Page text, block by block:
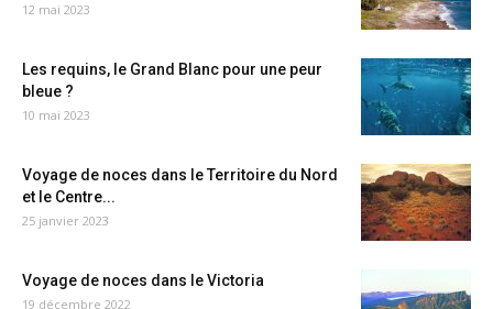
12 mai 2023
Les requins, le Grand Blanc pour une peur
bleue ?
10 mai 2023
Voyage de noces dans le Territoire du Nord
et le Centre...
25 janvier 2023
Voyage de noces dans le Victoria
19 décembre 2022